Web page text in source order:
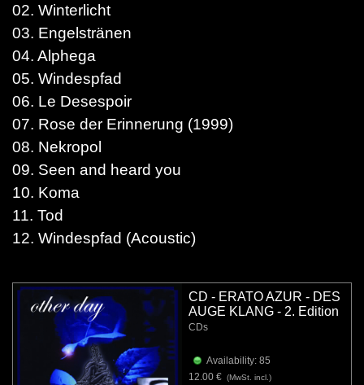
02. Winterlicht
03. Engelstränen
04. Alphega
05. Windespfad
06. Le Desespoir
07. Rose der Erinnerung (1999)
08. Nekropol
09. Seen and heard you
10. Koma
11. Tod
12. Windespfad (Acoustic)
CD - ERATO AZUR - DES
AUGE KLANG - 2. Edition
CDs
Availability: 85
12.00 € (MwSt. incl.)